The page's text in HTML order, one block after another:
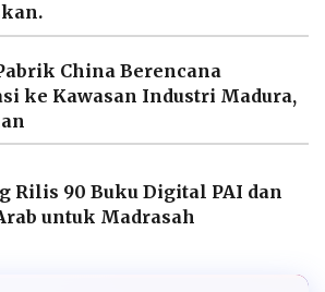
China Berencana
ke Kawasan Industri Madura,
Rilis 90 Buku Digital PAI dan
untuk Madrasah